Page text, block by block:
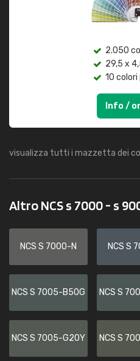
2.050
29,5 x
10 colori
Info /
visualizza tutti i mazzetta dei
Altro NCS s 7000 - s
NCS S 7000-N NCS S
NCS S 7005-B50G NCS S
NCS S 7005-G20Y NCS S